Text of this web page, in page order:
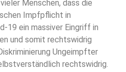
Menschen, dass die
Impfpflicht in
19 ein massiver Eingriff in
und somit rechtswidrig
Ungeimpfter
rechtswidrig.